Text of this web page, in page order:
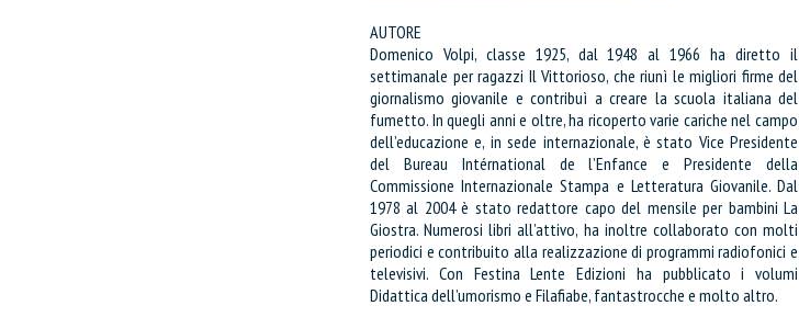
AUTORE
Domenico Volpi, classe 1925, dal 1948 al 1966 ha diretto il
settimanale per ragazzi Il Vittorioso, che riunì le migliori firme del
giornalismo giovanile e contribuì a creare la scuola italiana del
fumetto. In quegli anni e oltre, ha ricoperto varie cariche nel campo
dell’educazione e, in sede internazionale, è stato Vice Presidente
del Bureau Intérnational de l’Enfance e Presidente della
Commissione Internazionale Stampa e Letteratura Giovanile. Dal
1978 al 2004 è stato redattore capo del mensile per bambini La
Giostra. Numerosi libri all’attivo, ha inoltre collaborato con molti
periodici e contribuito alla realizzazione di programmi radiofonici e
televisivi. Con Festina Lente Edizioni ha pubblicato i volumi
Didattica dell’umorismo e Filafiabe, fantastrocche e molto altro.
stai aggiungendo questo articolo:
Codice:
Confezione dapezzi
Quantità: Prezzo:
CONTINUA GLI ACQUISTI
VAI AL CARRELLO
PROCEDI E PAGA